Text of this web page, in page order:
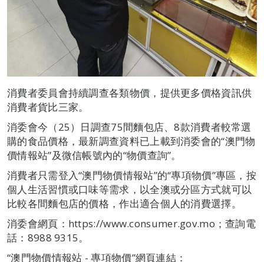
消費者委員會持續調查各類物價，提供更多價格資訊供
消費者貨比三家。
消委會今（25）日調查75間麵包店、8款消費者較常選
購的食品價格，最新調查資料已上載到消委會的“澳門物
價情報站”及微信帳號內的“物價查詢”。
消費者只需登入“澳門物價情報站”的“專項物價”專區，按
個人生活習慣或口味等需求，以全澳或分區方式就可以
比較各間麵包店的價格，作出適合個人的消費選擇。
消委會網頁：https://www.consumer.gov.mo；查詢電
話：8988 9315。
“澳門物價情報站 - 專項物價”網頁連結：